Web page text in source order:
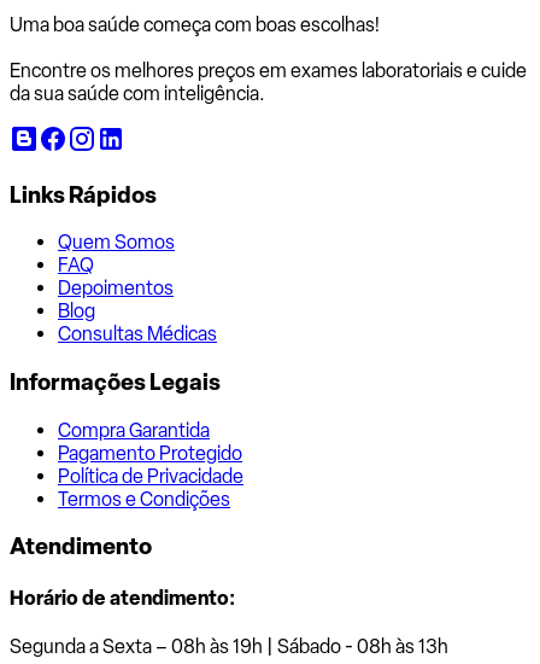
Uma boa saúde começa com boas escolhas!
Encontre os melhores preços em exames laboratoriais e cuide
da sua saúde com inteligência.
Links Rápidos
Quem Somos
FAQ
Depoimentos
Blog
Consultas Médicas
Informações Legais
Compra Garantida
Pagamento Protegido
Política de Privacidade
Termos e Condições
Atendimento
Horário de atendimento:
Segunda a Sexta – 08h às 19h | Sábado - 08h às 13h